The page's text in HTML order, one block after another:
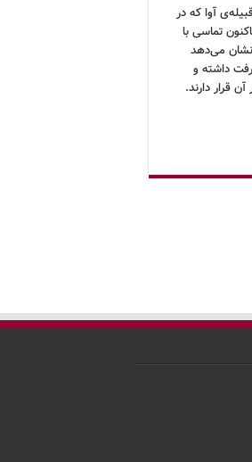
آوا که در
تماسی با
می‌دهد
داشته و
قرار دارند.